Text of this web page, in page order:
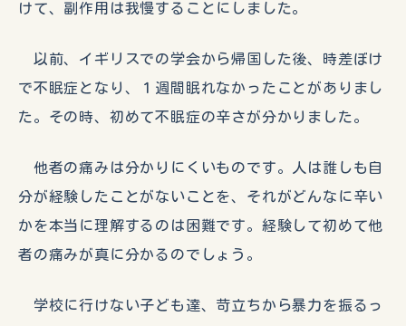
けて、副作用は我慢することにしました。
以前、イギリスでの学会から帰国した後、時差ぼけ
で不眠症となり、１週間眠れなかったことがありまし
た。その時、初めて不眠症の辛さが分かりました。
他者の痛みは分かりにくいものです。人は誰しも自
分が経験したことがないことを、それがどんなに辛い
かを本当に理解するのは困難です。経験して初めて他
者の痛みが真に分かるのでしょう。
学校に行けない子ども達、苛立ちから暴力を振るっ